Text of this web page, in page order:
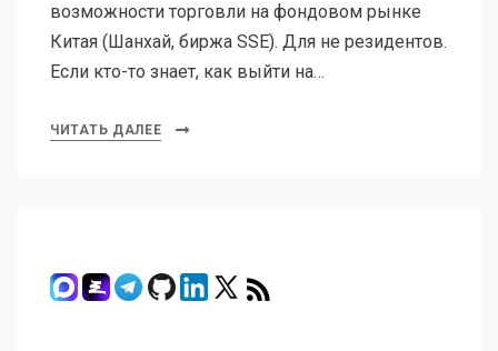
возможности торговли на фондовом рынке
Китая (Шанхай, биржа SSE). Для не резидентов.
Если кто-то знает, как выйти на…
ЧИТАТЬ ДАЛЕЕ